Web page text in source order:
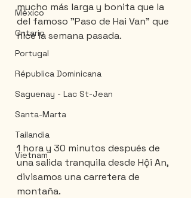
México
Ontario
Portugal
Républica Dominicana
Saguenay - Lac St-Jean
Santa-Marta
Tailandia
Vietnam
mucho más larga y bonita que la
del famoso "Paso de Hai Van" que
hice la semana pasada.
1 hora y 30 minutos después de
una salida tranquila desde Hội An,
divisamos una carretera de
montaña.